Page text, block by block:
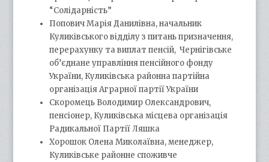
“Солідарність”
Попович Марія Данилівна, начальник
Куликівського відділу з питань призначення,
перерахунку та виплат пенсій, Чернігівське
об’єднане управління пенсійного фонду
України, Куликівська районна партійна
організація Аграрної партії України
Скоромець Володимир Олександрович,
пенсіонер, Куликівська місцева організація
Радикальної Партії Ляшка
Хорошок Олена Миколаївна, менеджер,
Куликівське районне споживче